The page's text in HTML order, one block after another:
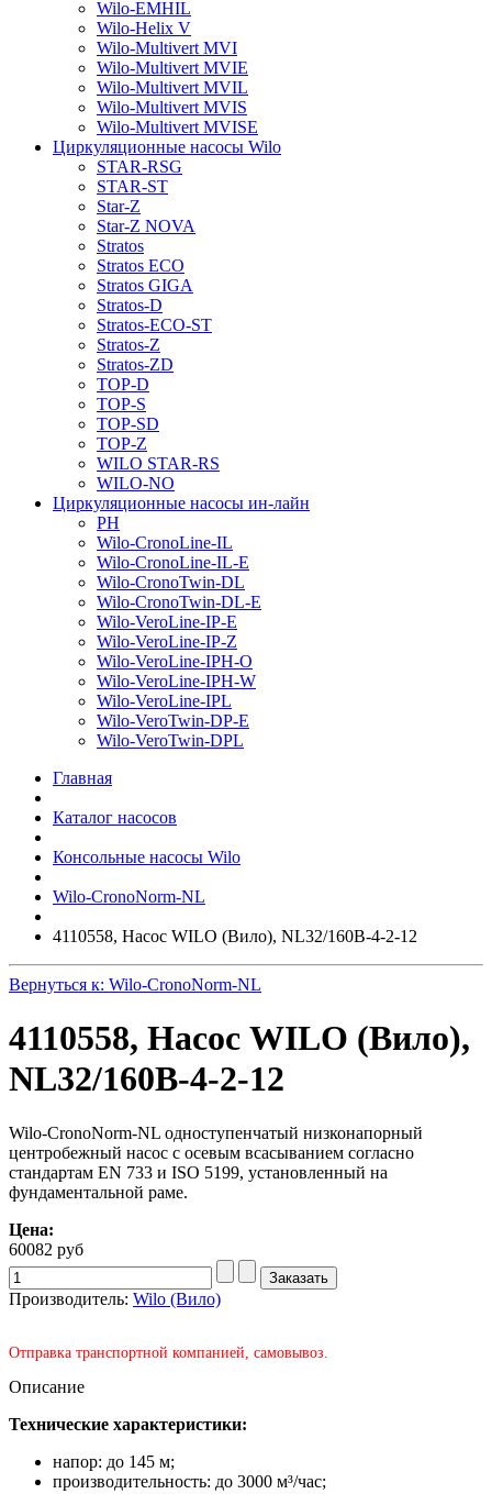
Wilo-EMHIL
Wilo-Helix V
Wilo-Multivert MVI
Wilo-Multivert MVIE
Wilo-Multivert MVIL
Wilo-Multivert MVIS
Wilo-Multivert MVISE
Циркуляционные насосы Wilo
STAR-RSG
STAR-ST
Star-Z
Star-Z NOVA
Stratos
Stratos ECO
Stratos GIGA
Stratos-D
Stratos-ECO-ST
Stratos-Z
Stratos-ZD
TOP-D
TOP-S
TOP-SD
TOP-Z
WILO STAR-RS
WILO-NO
Циркуляционные насосы ин-лайн
PH
Wilo-CronoLine-IL
Wilo-CronoLine-IL-E
Wilo-CronoTwin-DL
Wilo-CronoTwin-DL-E
Wilo-VeroLine-IP-E
Wilo-VeroLine-IP-Z
Wilo-VeroLine-IPH-O
Wilo-VeroLine-IPH-W
Wilo-VeroLine-IPL
Wilo-VeroTwin-DP-E
Wilo-VeroTwin-DPL
Главная
Каталог насосов
Консольные насосы Wilo
Wilo-CronoNorm-NL
4110558, Насос WILO (Вило), NL32/160B-4-2-12
Вернуться к: Wilo-CronoNorm-NL
4110558, Насос WILO (Вило),
NL32/160B-4-2-12
Wilo-CronoNorm-NL одноступенчатый низконапорный
центробежный насос с осевым всасыванием согласно
стандартам EN 733 и ISO 5199, установленный на
фундаментальной раме.
Цена:
60082 руб
Производитель: Wilo (Вило)
Отправка транспортной компанией, самовывоз.
Описание
Технические характеристики:
напор: до 145 м;
производительность: до 3000 м³/час;